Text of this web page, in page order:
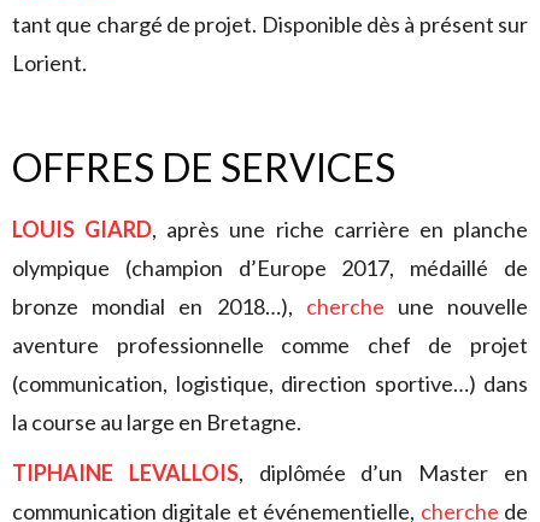
tant que chargé de projet. Disponible dès à présent sur
Lorient.
OFFRES DE SERVICES
LOUIS GIARD, après une riche carrière en planche
olympique (champion d’Europe 2017, médaillé de
bronze mondial en 2018…), cherche une nouvelle
aventure professionnelle comme chef de projet
(communication, logistique, direction sportive…) dans
la course au large en Bretagne.
TIPHAINE LEVALLOIS, diplômée d’un Master en
communication digitale et événementielle, cherche de